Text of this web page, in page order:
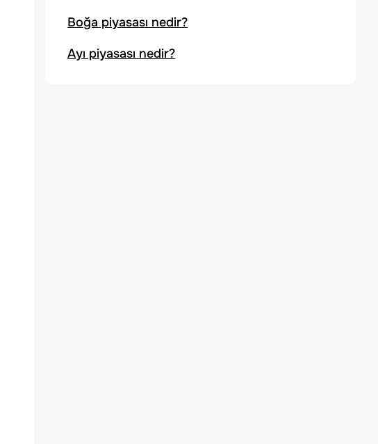
Boğa piyasası nedir?
Ayı piyasası nedir?